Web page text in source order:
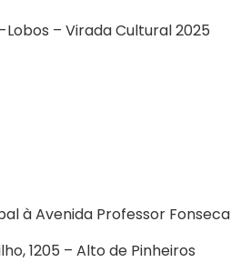
Lobos – Virada Cultural 2025
à Avenida Professor Fonseca
1205 – Alto de Pinheiros